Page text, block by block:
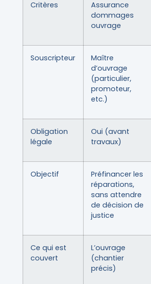
Critères
Assurance
dommages
ouvrage
Souscripteur
Maître
d’ouvrage
(particulier,
promoteur,
etc.)
Obligation
légale
Oui (avant
travaux)
Objectif
Préfinancer les
réparations,
sans attendre
de décision de
justice
Ce qui est
couvert
L’ouvrage
(chantier
précis)